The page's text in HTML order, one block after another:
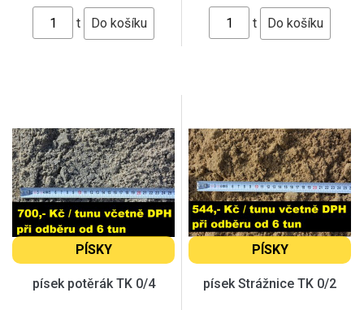
t t
PÍSKY
písek potěrák TK 0/4
PÍSKY
písek Strážnice TK 0/2